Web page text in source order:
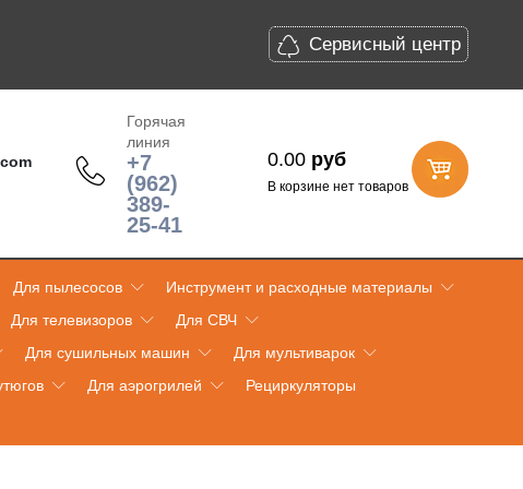
Сервисный центр
Горячая
линия
+7
(962)
389-
25-41
0.00 руб
В корзине нет товаров
Для пылесосов
Инструмент и расходные материалы
Для телевизоров
Для СВЧ
Для сушильных машин
Для мультиварок
Для аэрогрилей
Рециркуляторы